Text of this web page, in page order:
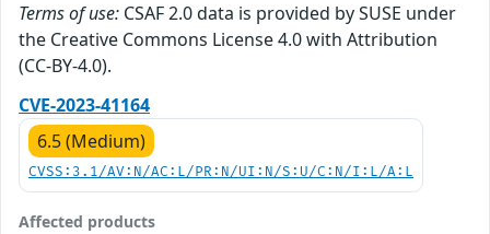
Terms of use: CSAF 2.0 data is provided by SUSE under
the Creative Commons License 4.0 with Attribution
(CC-BY-4.0).
CVE-2023-41164
6.5 (Medium)
CVSS:3.1/AV:N/AC:L/PR:N/UI:N/S:U/C:N/I:L/A:L
Affected products